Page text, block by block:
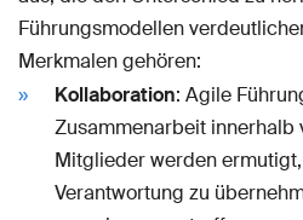
Führungsmodellen
Merkmalen gehören:
Kollaboration: Agile
Zusammenarbeit innerhalb
Mitglieder werden
Verantwortung zu